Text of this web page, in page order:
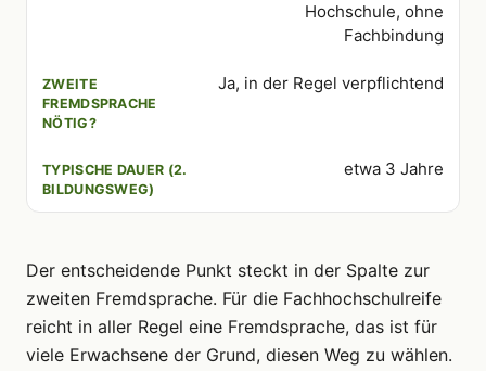
Hochschule, ohne
Fachbindung
Ja, in der Regel verpflichtend
etwa 3 Jahre
Der entscheidende Punkt steckt in der Spalte zur
zweiten Fremdsprache. Für die Fachhochschulreife
reicht in aller Regel eine Fremdsprache, das ist für
viele Erwachsene der Grund, diesen Weg zu wählen.